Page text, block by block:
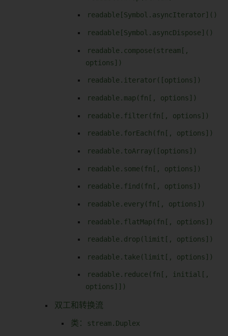
readable[Symbol.asyncIterator]()
readable[Symbol.asyncDispose]()
readable.compose(stream[,
options])
readable.iterator([options])
readable.map(fn[, options])
readable.filter(fn[, options])
readable.forEach(fn[, options])
readable.toArray([options])
readable.some(fn[, options])
readable.find(fn[, options])
readable.every(fn[, options])
readable.flatMap(fn[, options])
readable.drop(limit[, options])
readable.take(limit[, options])
readable.reduce(fn[, initial[,
options]])
双工和转换流
类： stream.Duplex